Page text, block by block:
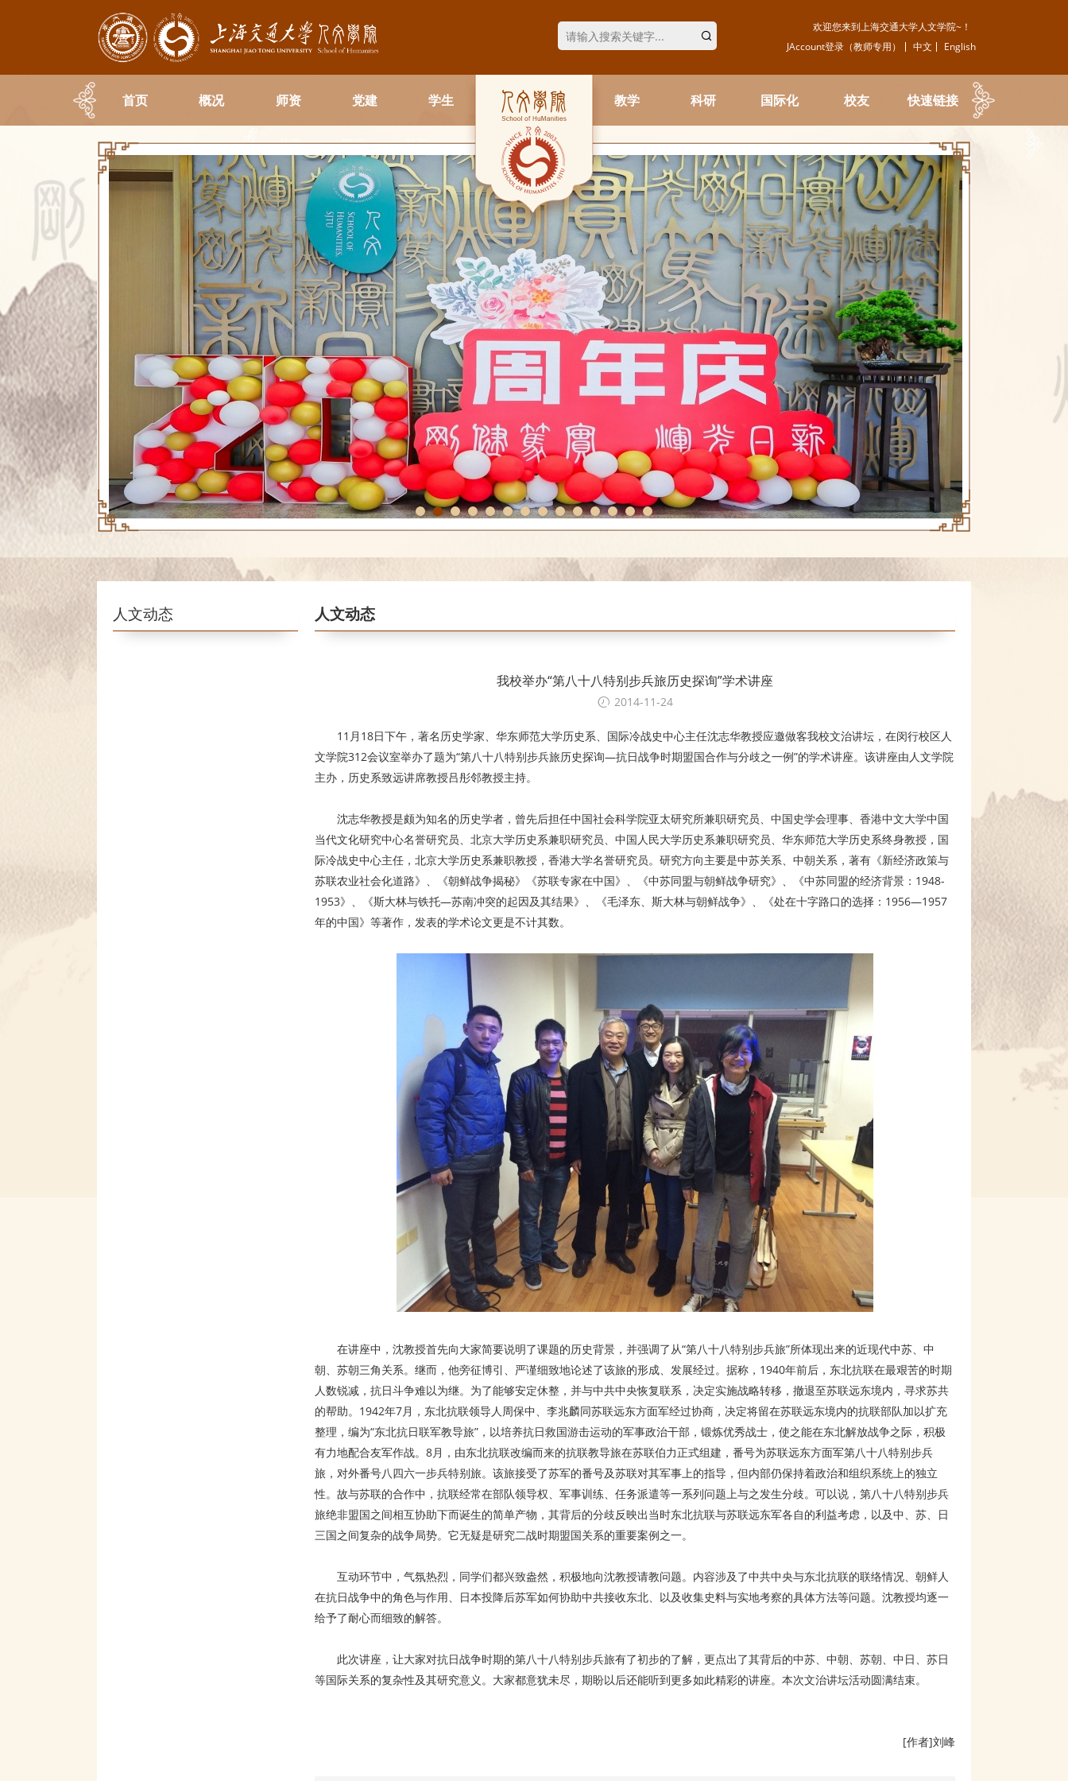
欢迎您来到上海交通大学人文学院~！
JAccount登录（教师专用）
中文 English
首页 概况 师资 党建 学生 教学 科研 国际化 校友 快速链接
1 2 3 4 5 6 7 8 9 10 11 12 13 14
人文动态 人文动态
我校举办“第八十八特别步兵旅历史探询”学术讲座
2014-11-24
11月18日下午，著名历史学家、华东师范大学历史系、国际冷战史中心主任沈志华教授应邀做客我校文治讲坛，在闵行校区人
文学院312会议室举办了题为“第八十八特别步兵旅历史探询—抗日战争时期盟国合作与分歧之一例”的学术讲座。该讲座由人文学院
主办，历史系致远讲席教授吕彤邻教授主持。
沈志华教授是颇为知名的历史学者，曾先后担任中国社会科学院亚太研究所兼职研究员、中国史学会理事、香港中文大学中国
当代文化研究中心名誉研究员、北京大学历史系兼职研究员、中国人民大学历史系兼职研究员、华东师范大学历史系终身教授，国
际冷战史中心主任，北京大学历史系兼职教授，香港大学名誉研究员。研究方向主要是中苏关系、中朝关系，著有《新经济政策与
苏联农业社会化道路》、《朝鲜战争揭秘》《苏联专家在中国》、《中苏同盟与朝鲜战争研究》、《中苏同盟的经济背景：1948-
1953》、《斯大林与铁托—苏南冲突的起因及其结果》、《毛泽东、斯大林与朝鲜战争》、《处在十字路口的选择：1956—1957
年的中国》等著作，发表的学术论文更是不计其数。
在讲座中，沈教授首先向大家简要说明了课题的历史背景，并强调了从“第八十八特别步兵旅”所体现出来的近现代中苏、中
朝、苏朝三角关系。继而，他旁征博引、严谨细致地论述了该旅的形成、发展经过。据称，1940年前后，东北抗联在最艰苦的时期
人数锐减，抗日斗争难以为继。为了能够安定休整，并与中共中央恢复联系，决定实施战略转移，撤退至苏联远东境内，寻求苏共
的帮助。1942年7月，东北抗联领导人周保中、李兆麟同苏联远东方面军经过协商，决定将留在苏联远东境内的抗联部队加以扩充
整理，编为“东北抗日联军教导旅”，以培养抗日救国游击运动的军事政治干部，锻炼优秀战士，使之能在东北解放战争之际，积极
有力地配合友军作战。8月，由东北抗联改编而来的抗联教导旅在苏联伯力正式组建，番号为苏联远东方面军第八十八特别步兵
旅，对外番号八四六一步兵特别旅。该旅接受了苏军的番号及苏联对其军事上的指导，但内部仍保持着政治和组织系统上的独立
性。故与苏联的合作中，抗联经常在部队领导权、军事训练、任务派遣等一系列问题上与之发生分歧。可以说，第八十八特别步兵
旅绝非盟国之间相互协助下而诞生的简单产物，其背后的分歧反映出当时东北抗联与苏联远东军各自的利益考虑，以及中、苏、日
三国之间复杂的战争局势。它无疑是研究二战时期盟国关系的重要案例之一。
互动环节中，气氛热烈，同学们都兴致盎然，积极地向沈教授请教问题。内容涉及了中共中央与东北抗联的联络情况、朝鲜人
在抗日战争中的角色与作用、日本投降后苏军如何协助中共接收东北、以及收集史料与实地考察的具体方法等问题。沈教授均逐一
给予了耐心而细致的解答。
此次讲座，让大家对抗日战争时期的第八十八特别步兵旅有了初步的了解，更点出了其背后的中苏、中朝、苏朝、中日、苏日
等国际关系的复杂性及其研究意义。大家都意犹未尽，期盼以后还能听到更多如此精彩的讲座。本次文治讲坛活动圆满结束。
[作者]刘峰